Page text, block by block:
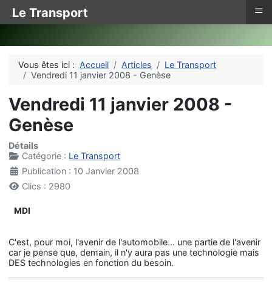
Vous êtes ici : Accueil Articles
Le Transport
Vendredi 11 janvier 2008 - Genèse
Vendredi 11 janvier 2008 -
Genèse
Détails
Catégorie : Le Transport
Publication : 10 Janvier 2008
Clics : 2980
MDI
C'est, pour moi, l'avenir de l'automobile... une partie de l'avenir
car je pense que, demain, il n'y aura pas une technologie mais
DES technologies en fonction du besoin.
Le Transport ≡